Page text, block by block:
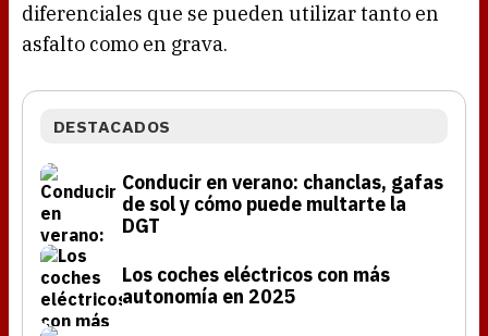
diferenciales que se pueden utilizar tanto en
asfalto como en grava.
DESTACADOS
Conducir en verano: chanclas, gafas
de sol y cómo puede multarte la
DGT
Los coches eléctricos con más
autonomía en 2025